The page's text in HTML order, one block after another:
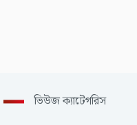
ভিউজ ক্যাটেগরিস